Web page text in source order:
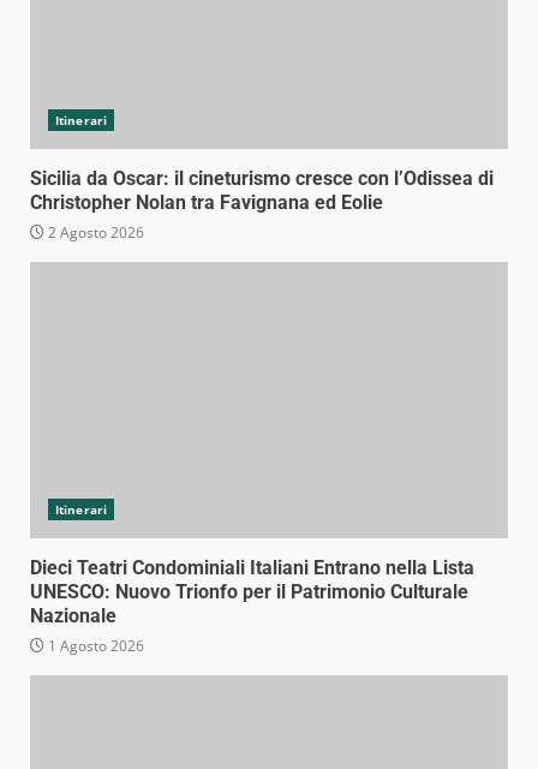
Itinerari
Sicilia da Oscar: il cineturismo cresce con l’Odissea di
Christopher Nolan tra Favignana ed Eolie
2 Agosto 2026
Itinerari
Dieci Teatri Condominiali Italiani Entrano nella Lista
UNESCO: Nuovo Trionfo per il Patrimonio Culturale
Nazionale
1 Agosto 2026